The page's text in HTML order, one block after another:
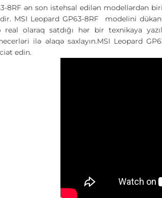
8RF ən son istehsal edilən modellərdən
MSI Leopard GP63-8RF modelini
real olaraq satdığı hər bir texnikaya
ilə əlaqə saxlayın.MSI Leopard
edin.